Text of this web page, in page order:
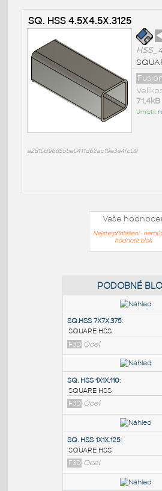
SQ. HSS 4.5X4.5X.3125
71,4kB
Umístil:
e2810d96655be0411d62ac19e3e4fc09
Vaše
Nejste přihlášeni -
hodnotit blok
SQ.HSS 7X7X.375:
SQUARE HSS
F3D Ocel
SQ. HSS 1X1X.110: